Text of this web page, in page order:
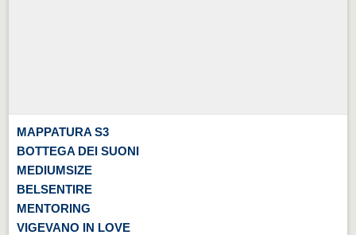
MAPPATURA S3
BOTTEGA DEI SUONI
MEDIUMSIZE
BELSENTIRE
MENTORING
VIGEVANO IN LOVE